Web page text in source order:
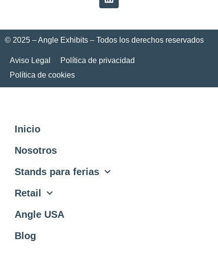
© 2025 – Angle Exhibits – Todos los derechos reservados
Aviso Legal
Política de privacidad
Política de cookies
Inicio
Nosotros
Stands para ferias
Retail
Angle USA
Blog